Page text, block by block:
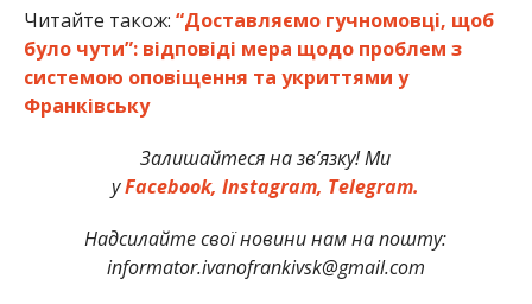
Читайте також: “Доставляємо гучномовці, щоб
було чути”: відповіді мера щодо проблем з
системою оповіщення та укриттями у
Франківську
Залишайтеся на зв’язку! Ми
уFacebook, Instagram, Telegram.
Надсилайте свої новини нам на пошту:
informator.ivanofrankivsk@gmail.com